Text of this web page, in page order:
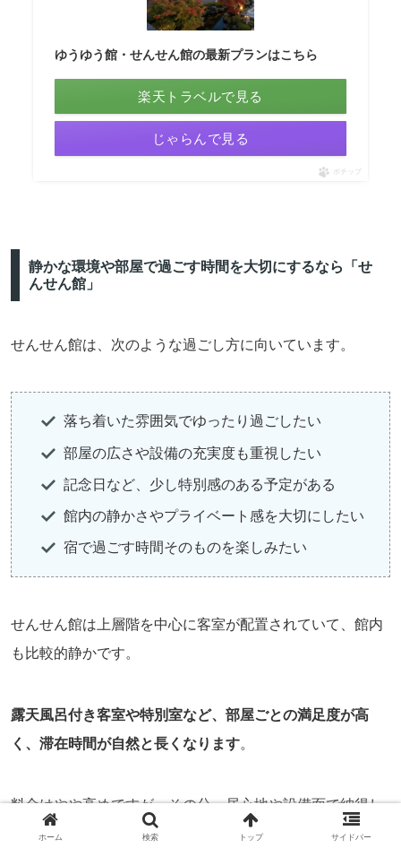
ゆうゆう館・せんせん館の最新プランはこちら
楽天トラベルで見る
じゃらんで見る
ポチップ
静かな環境や部屋で過ごす時間を大切にするなら「せ
んせん館」
せんせん館は、次のような過ごし方に向いています。
落ち着いた雰囲気でゆったり過ごしたい
部屋の広さや設備の充実度も重視したい
記念日など、少し特別感のある予定がある
館内の静かさやプライベート感を大切にしたい
宿で過ごす時間そのものを楽しみたい
せんせん館は上層階を中心に客室が配置されていて、館内
も比較的静かです。
露天風呂付き客室や特別室など、部屋ごとの満足度が高
く、滞在時間が自然と長くなります。
料金はやや高めですが、その分、居心地や設備面で納得し
やすい内容になっています。
ホーム 検索 トップ サイドバー